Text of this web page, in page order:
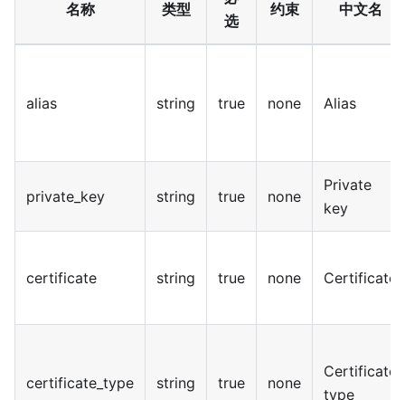
名称 类型
选
约束 中文名
alias string true none Alias
private_key string true none
Private
key
certificate string true none Certificate
certificate_type string true none
Certificate
type